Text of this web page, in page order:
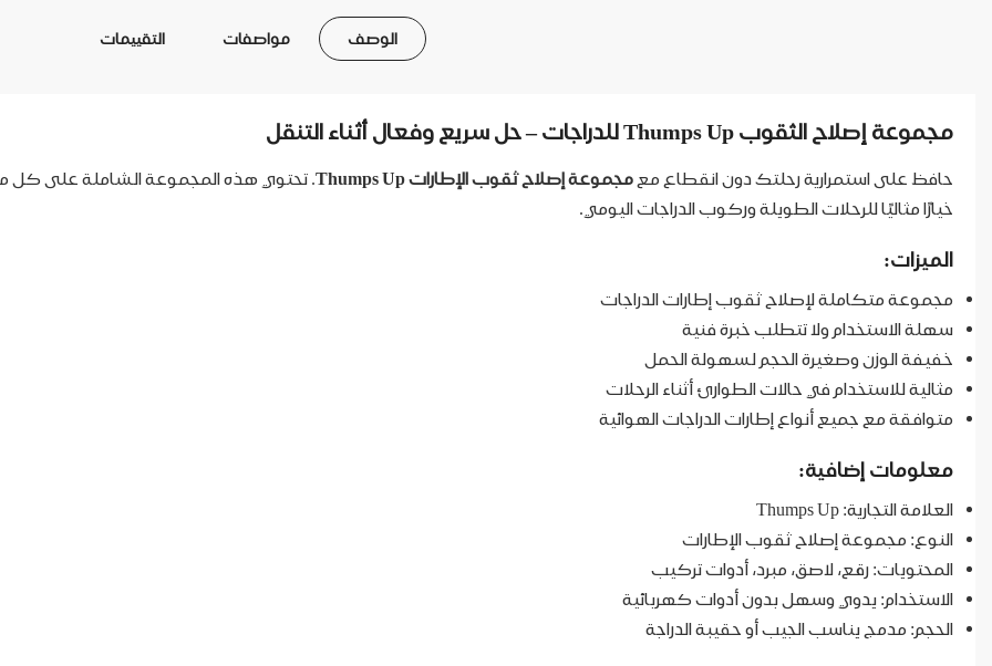
الوصف مواصفات التقييمات
مجموعة إصلاح الثقوب Thumps Up للدراجات – حل سريع وفعال أثناء التنقل
حافظ على استمرارية رحلتك دون انقطاع مع مجموعة إصلاح ثقوب الإطارات Thumps Up
. تحتوي هذه المجموعة الشاملة على كل
خيارًا مثاليًا للرحلات الطويلة وركوب الدراجات اليومي.
الميزات:
مجموعة متكاملة لإصلاح ثقوب إطارات الدراجات
سهلة الاستخدام ولا تتطلب خبرة فنية
خفيفة الوزن وصغيرة الحجم لسهولة الحمل
مثالية للاستخدام في حالات الطوارئ أثناء الرحلات
متوافقة مع جميع أنواع إطارات الدراجات الهوائية
معلومات إضافية:
العلامة التجارية: Thumps Up
النوع: مجموعة إصلاح ثقوب الإطارات
المحتويات: رقع، لاصق، مبرد، أدوات تركيب
الاستخدام: يدوي وسهل بدون أدوات كهربائية
الحجم: مدمج يناسب الجيب أو حقيبة الدراجة